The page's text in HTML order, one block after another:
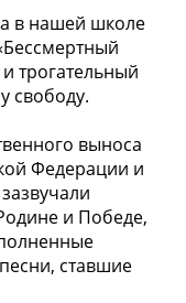
в нашей школе
трогательный
свободу.
выноса
Федерации и
и Победе,
ставшие